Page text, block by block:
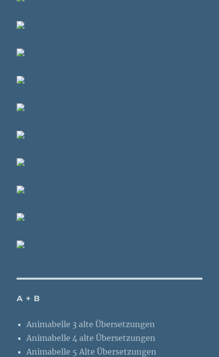
A + B
Animabelle 3 alte Übersetzungen
Animabelle 4 alte Übersetzungen
Animabelle 5 Alte Übersetzungen